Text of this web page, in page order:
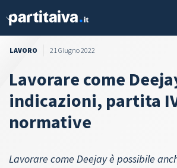
LAVORO 21 Giugno 2022
Lavorare come
indicazioni, partita
normative
Lavorare come Deejay è possibile